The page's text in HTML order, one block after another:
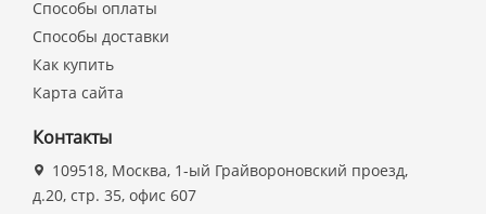
Способы оплаты
Способы доставки
Как купить
Карта сайта
Контакты
109518, Москва, 1-ый Грайвороновский проезд,
д.20, стр. 35, офис 607